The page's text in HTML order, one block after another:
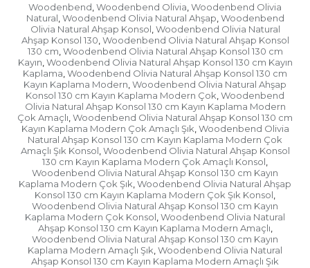
Woodenbend Woodenbend Olivia Woodenbend Olivia
Natural Woodenbend Olivia Natural Ahşap Woodenbend
Olivia Natural Ahşap Konsol Woodenbend Olivia Natural
Ahşap Konsol 130 Woodenbend Olivia Natural Ahşap Konsol
130 cm Woodenbend Olivia Natural Ahşap Konsol 130 cm
Kayın Woodenbend Olivia Natural Ahşap Konsol 130 cm Kayın
Kaplama Woodenbend Olivia Natural Ahşap Konsol 130 cm
Kayın Kaplama Modern Woodenbend Olivia Natural Ahşap
Konsol 130 cm Kayın Kaplama Modern Çok Woodenbend
Olivia Natural Ahşap Konsol 130 cm Kayın Kaplama Modern
Çok Amaçlı Woodenbend Olivia Natural Ahşap Konsol 130 cm
Kayın Kaplama Modern Çok Amaçlı Şık Woodenbend Olivia
Natural Ahşap Konsol 130 cm Kayın Kaplama Modern Çok
Amaçlı Şık Konsol Woodenbend Olivia Natural Ahşap Konsol
130 cm Kayın Kaplama Modern Çok Amaçlı Konsol
Woodenbend Olivia Natural Ahşap Konsol 130 cm Kayın
Kaplama Modern Çok Şık Woodenbend Olivia Natural Ahşap
Konsol 130 cm Kayın Kaplama Modern Çok Şık Konsol
Woodenbend Olivia Natural Ahşap Konsol 130 cm Kayın
Kaplama Modern Çok Konsol Woodenbend Olivia Natural
Ahşap Konsol 130 cm Kayın Kaplama Modern Amaçlı
Woodenbend Olivia Natural Ahşap Konsol 130 cm Kayın
Kaplama Modern Amaçlı Şık Woodenbend Olivia Natural
Ahşap Konsol 130 cm Kayın Kaplama Modern Amaçlı Şık